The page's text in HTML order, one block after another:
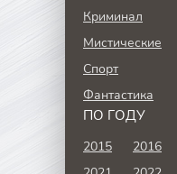
Криминал
Мистические
Спорт
Фантастика
ПО ГОДУ
2015 2016